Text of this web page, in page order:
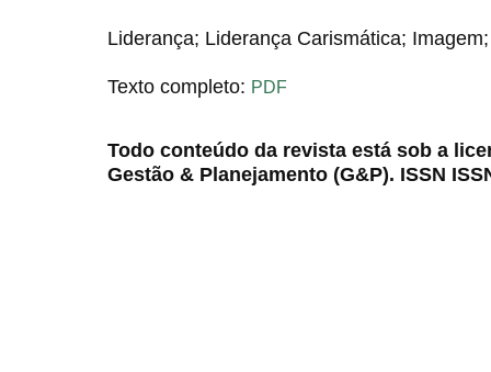
Liderança; Liderança Carismática;
Texto completo: PDF
Todo conteúdo da revista está sob a
Gestão & Planejamento (G&P). ISSN